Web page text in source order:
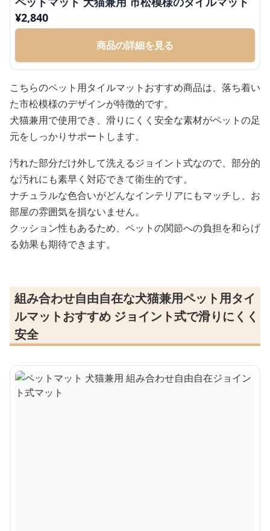
¥2,840
商品の詳細を見る
こちらのペット用タイルマットおすすめ商品は、落ち着い
た市松模様のデザインが特徴的です。
犬猫兼用で使用でき、滑りにくく安全な素材がペットの足
元をしっかりサポートします。
汚れた部分だけ外して洗えるジョイント式なので、部分的
な汚れにも素早く対応できて衛生的です。
ナチュラルな色合いがどんなインテリアにもマッチし、お
部屋の雰囲気を損ないません。
クッション性もあるため、ペットの関節への負担を和らげ
る効果も期待できます。
組み合わせ自由自在な犬猫兼用ペット用タイ
ルマットおすすめ ジョイント式で滑りにくく
安全